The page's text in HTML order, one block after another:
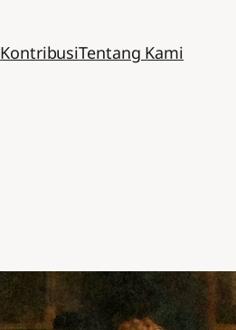
KontribusiTentang Kami